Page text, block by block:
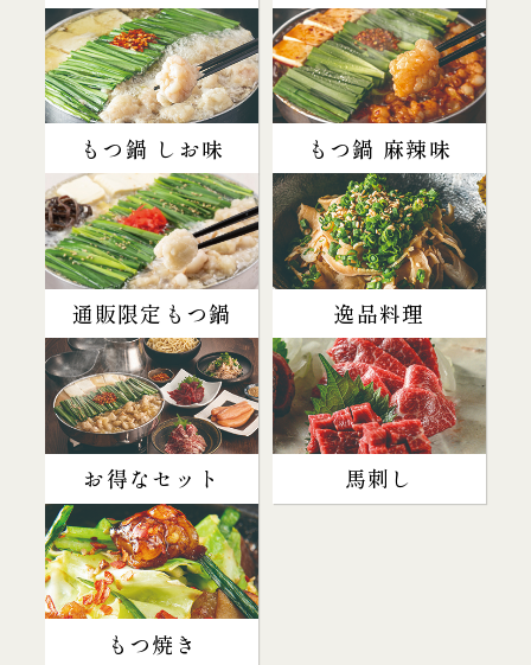
もつ鍋 しお味 もつ鍋 麻辣味
通販限定もつ鍋 逸品料理
お得なセット 馬刺し
もつ焼き